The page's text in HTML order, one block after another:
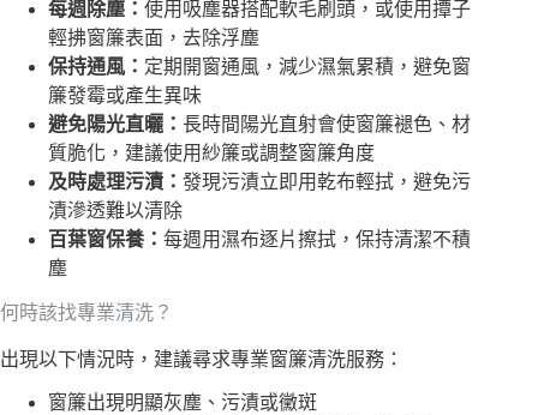
每週除塵： 使用吸塵器搭配軟毛刷頭，或使用撢子
輕拂窗簾表面，去除浮塵
保持通風： 定期開窗通風，減少濕氣累積，避免窗
簾發霉或產生異味
避免陽光直曬： 長時間陽光直射會使窗簾褪色、材
質脆化，建議使用紗簾或調整窗簾角度
及時處理污漬： 發現污漬立即用乾布輕拭，避免污
漬滲透難以清除
百葉窗保養： 每週用濕布逐片擦拭，保持清潔不積
塵
何時該找專業清洗？
出現以下情況時，建議尋求專業窗簾清洗服務：
窗簾出現明顯灰塵、污漬或黴斑